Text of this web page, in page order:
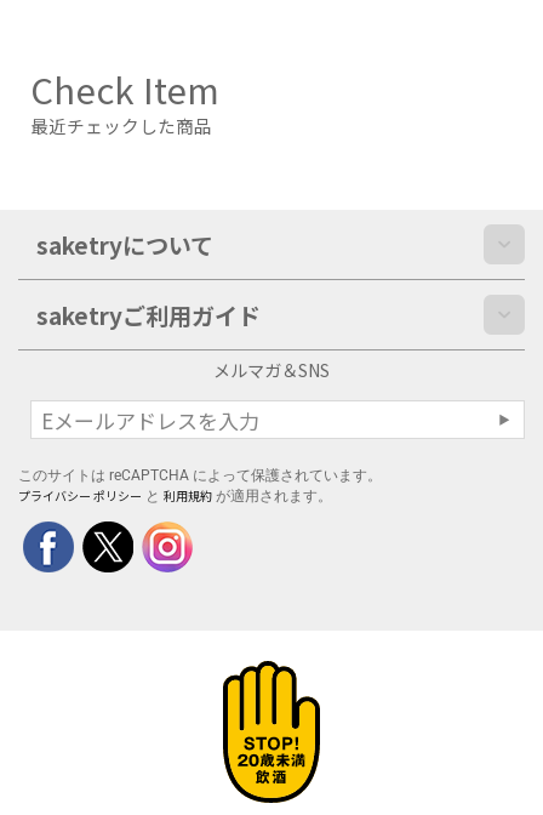
Check Item
最近チェックした商品
saketryについて
saketryご利用ガイド
メルマガ＆SNS
このサイトは reCAPTCHA によって保護されています。
プライバシー ポリシー と 利用規約 が適用されます。